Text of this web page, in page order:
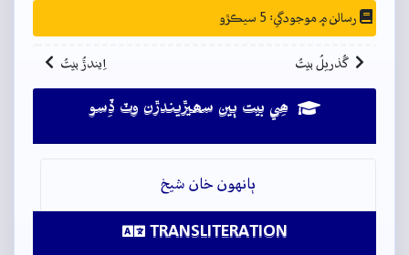
رسالن ۾ موجودگي: 5 سيڪڙو
گُذريلُ بيتُ اِيندڙُ بيتُ
ھِي بيت ٻين سھيڙيندڙن وٽ ڏِسو
ٻانهون خان شيخ
TRANSLITERATION